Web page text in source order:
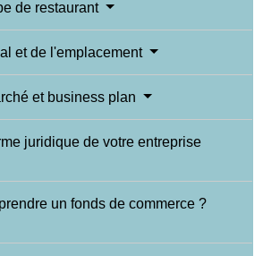
de restaurant
et de l'emplacement
et business plan
juridique de votre entreprise
un fonds de commerce ?